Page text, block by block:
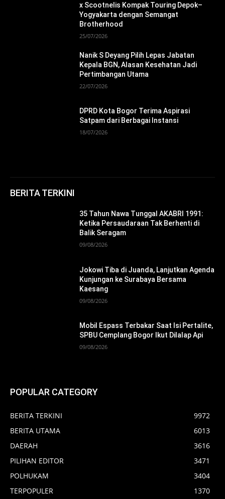
x Scootnelis Kompak Touring Depok–
Yogyakarta dengan Semangat
Brotherhood
25/07/2026
Nanik S Deyang Pilih Lepas Jabatan
Kepala BGN, Alasan Kesehatan Jadi
Pertimbangan Utama
22/07/2026
DPRD Kota Bogor Terima Aspirasi
Satpam dari Berbagai Instansi
18/07/2026
BERITA TERKINI
35 Tahun Nawa Tunggal AKABRI 1991:
Ketika Persaudaraan Tak Berhenti di
Balik Seragam
09/08/2026
Jokowi Tiba di Juanda, Lanjutkan Agenda
Kunjungan ke Surabaya Bersama
Kaesang
09/08/2026
Mobil Espass Terbakar Saat Isi Pertalite,
SPBU Cemplang Bogor Ikut Dilalap Api
09/08/2026
POPULAR CATEGORY
BERITA TERKINI
9972
BERITA UTAMA
6013
DAERAH
3616
PILIHAN EDITOR
3471
POLHUKAM
3404
TERPOPULER
1370